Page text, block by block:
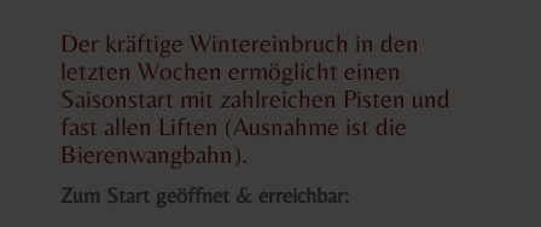
Der kräftige Wintereinbruch in den
letzten Wochen ermöglicht einen
Saisonstart mit zahlreichen Pisten und
fast allen Liften (Ausnahme ist die
Bierenwangbahn).
Zum Start geöffnet & erreichbar: